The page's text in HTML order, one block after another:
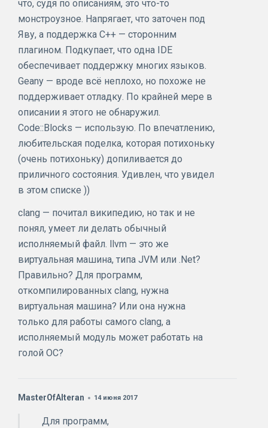
что, судя по описаниям, это что-то
монстроузное. Напрягает, что заточен под
Яву, а поддержка С++ — сторонним
плагином. Подкупает, что одна IDE
обеспечивает поддержку многих языков.
Geany — вроде всё неплохо, но похоже не
поддерживает отладку. По крайней мере в
описании я этого не обнаружил.
Code::Blocks — использую. По впечатлению,
любительская поделка, которая потихоньку
(очень потихоньку) допиливается до
приличного состояния. Удивлен, что увидел
в этом списке ))
clang — почитал википедию, но так и не
понял, умеет ли делать обычный
исполняемый файл. llvm — это же
виртуальная машина, типа JVM или .Net?
Правильно? Для программ,
откомпилированных clang, нужна
виртуальная машина? Или она нужна
только для работы самого clang, а
исполняемый модуль может работать на
голой ОС?
MasterOfAlteran 14 июня 2017
Для программ,